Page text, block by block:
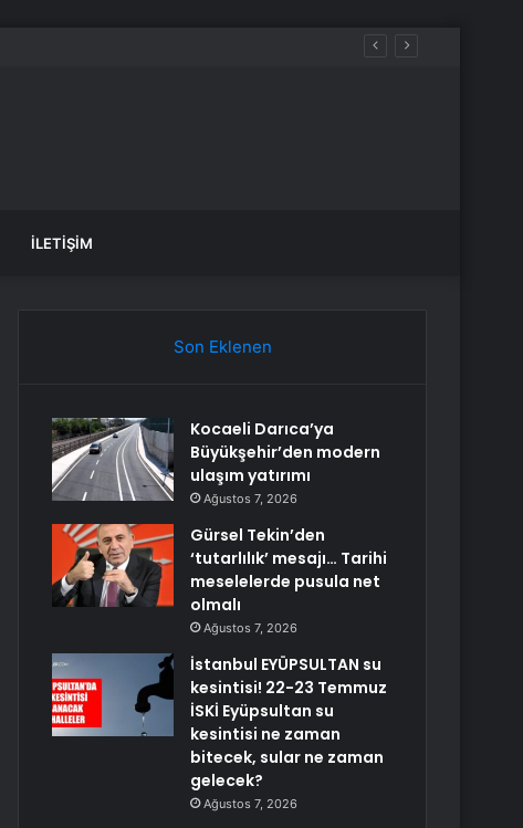
İLETIŞIM
Son Eklenen
Kocaeli Darıca’ya
Büyükşehir’den modern
ulaşım yatırımı
Ağustos 7, 2026
Gürsel Tekin’den
‘tutarlılık’ mesajı… Tarihi
meselelerde pusula net
olmalı
Ağustos 7, 2026
İstanbul EYÜPSULTAN su
kesintisi! 22-23 Temmuz
İSKİ Eyüpsultan su
kesintisi ne zaman
bitecek, sular ne zaman
gelecek?
Ağustos 7, 2026